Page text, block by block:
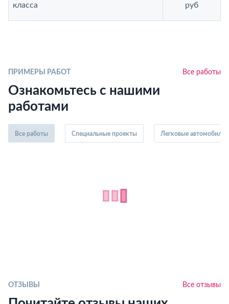
класса
руб
ПРИМЕРЫ РАБОТ Все работы
Ознакомьтесь с нашими
работами
Все работы Специальные проекты Легковые автомобили
ОТЗЫВЫ Все отзывы